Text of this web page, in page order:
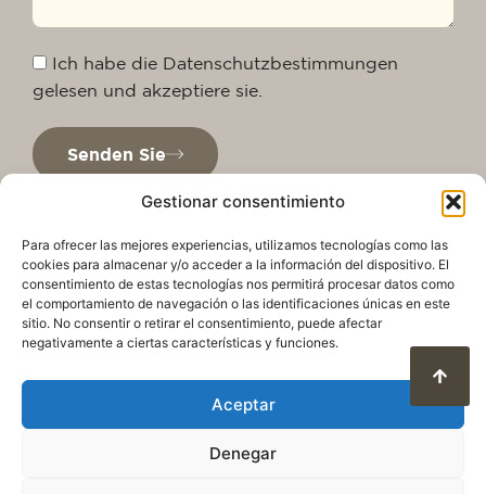
Gestionar consentimiento
Para ofrecer las mejores experiencias, utilizamos tecnologías como las
cookies para almacenar y/o acceder a la información del dispositivo. El
consentimiento de estas tecnologías nos permitirá procesar datos como
el comportamiento de navegación o las identificaciones únicas en este
sitio. No consentir o retirar el consentimiento, puede afectar
negativamente a ciertas características y funciones.
Aceptar
Denegar
Ich habe die Datenschutzbestimmungen
gelesen und akzeptiere sie.
Senden Sie
Cookie-Richtlinie